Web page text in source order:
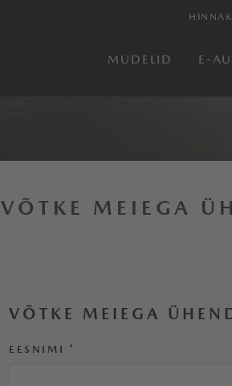
MUDELID E-
VÕTKE MEIEGA
VÕTKE MEIEGA
EESNIMI *